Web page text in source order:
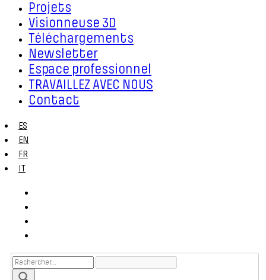
Projets
Visionneuse 3D
Téléchargements
Newsletter
Espace professionnel
TRAVAILLEZ AVEC NOUS
Contact
ES
EN
FR
IT